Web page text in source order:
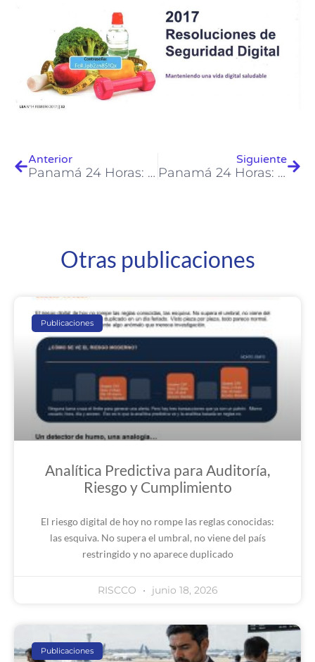
Anterior
Panamá 24 Horas: Riscco presenta consejos de seguridad para utilizar hojas de cálculo
Siguiente
Panamá 24 Horas: RISCCO muestra su punto de vista para mantener una vida digital saludable
Otras publicaciones
Publicaciones
Analítica Predictiva para Auditoría,
Riesgo y Cumplimiento
El riesgo digital de hoy no rompe las reglas conocidas:
las esquiva. No supera el umbral, no viene del país
restringido y no aparece duplicado
RISCCO junio 18, 2026
Publicaciones